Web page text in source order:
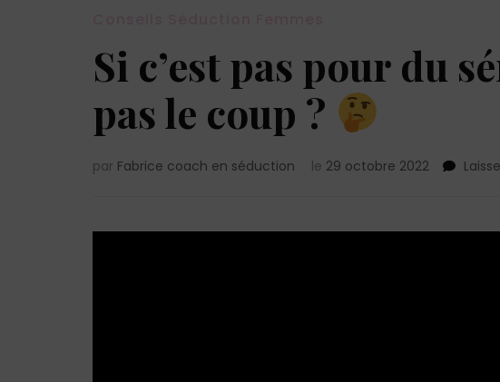
Si c’est pas pour du
pas le coup ?
par Fabrice coach en séduction le 29 octobre 2022